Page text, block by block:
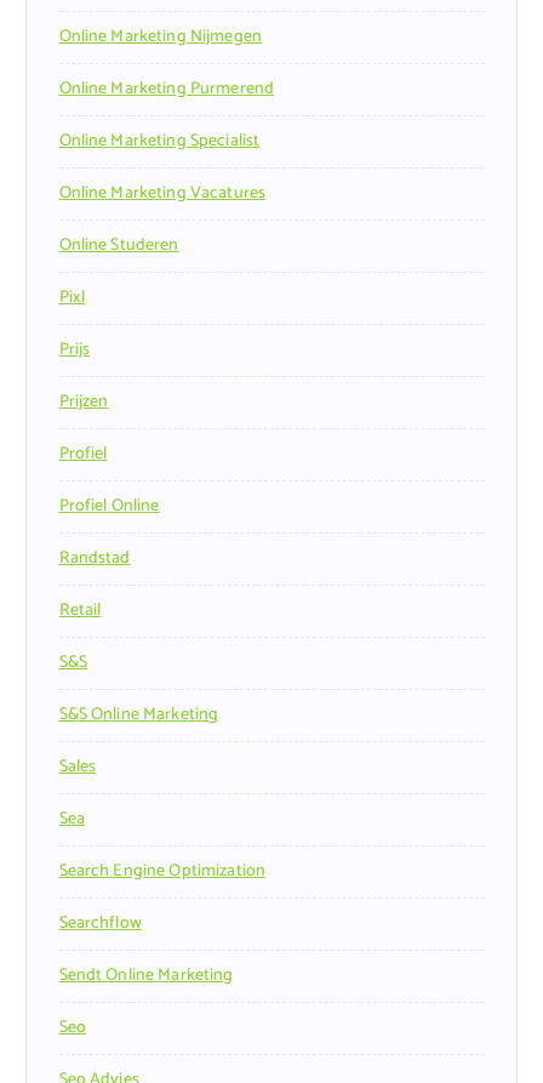
Online Marketing Nijmegen
Online Marketing Purmerend
Online Marketing Specialist
Online Marketing Vacatures
Online Studeren
Pixl
Prijs
Prijzen
Profiel
Profiel Online
Randstad
Retail
S&s
S&s Online Marketing
Sales
Sea
Search Engine Optimization
Searchflow
Sendt Online Marketing
Seo